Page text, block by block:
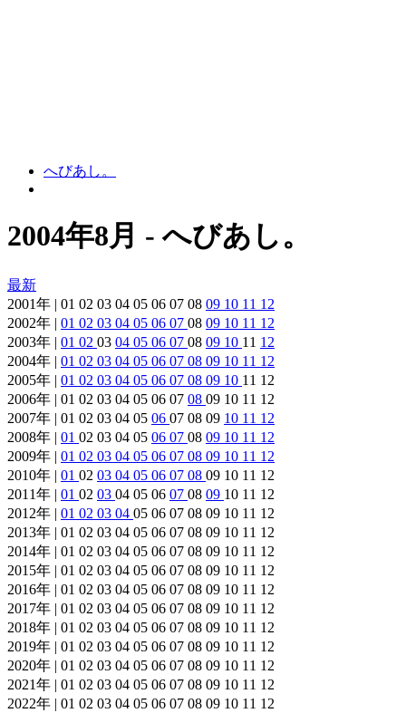
へびあし。
2004年8月 - へびあし。
最新
2001年 | 01 02 03 04 05 06 07 08 09 10 11 12
2002年 | 01 02 03 04 05 06 07 08 09 10 11 12
2003年 | 01 02 03 04 05 06 07 08 09 10 11 12
2004年 | 01 02 03 04 05 06 07 08 09 10 11 12
2005年 | 01 02 03 04 05 06 07 08 09 10 11 12
2006年 | 01 02 03 04 05 06 07 08 09 10 11 12
2007年 | 01 02 03 04 05 06 07 08 09 10 11 12
2008年 | 01 02 03 04 05 06 07 08 09 10 11 12
2009年 | 01 02 03 04 05 06 07 08 09 10 11 12
2010年 | 01 02 03 04 05 06 07 08 09 10 11 12
2011年 | 01 02 03 04 05 06 07 08 09 10 11 12
2012年 | 01 02 03 04 05 06 07 08 09 10 11 12
2013年 | 01 02 03 04 05 06 07 08 09 10 11 12
2014年 | 01 02 03 04 05 06 07 08 09 10 11 12
2015年 | 01 02 03 04 05 06 07 08 09 10 11 12
2016年 | 01 02 03 04 05 06 07 08 09 10 11 12
2017年 | 01 02 03 04 05 06 07 08 09 10 11 12
2018年 | 01 02 03 04 05 06 07 08 09 10 11 12
2019年 | 01 02 03 04 05 06 07 08 09 10 11 12
2020年 | 01 02 03 04 05 06 07 08 09 10 11 12
2021年 | 01 02 03 04 05 06 07 08 09 10 11 12
2022年 | 01 02 03 04 05 06 07 08 09 10 11 12